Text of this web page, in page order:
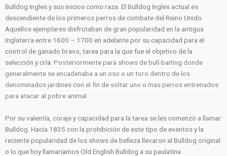
Bulldog Ingles y sus inicios como raza. El Bulldog Ingles actual es
descendiente de los primeros perros de combate del Reino Unido.
Aquellos ejemplares disfrutaban de gran popularidad en la antigua
Inglaterra entre 1600 – 1700 en adelante por su capacidad para el
control de ganado bravo, tarea para la que fue el objetivo de la
selección y cría. Posteriormente para shows de bull-baiting donde
generalmente se encadenaba a un oso o un toro dentro de los
denominados jardines con el fin de soltar uno o mas perros entrenados
para atacar al pobre animal.
Por su valentía, coraje y capacidad para la tarea se les comenzó a llamar
Bulldog. Hacia 1835 con la prohibición de este tipo de eventos y la
reciente popularidad de los shows de belleza llevaron al Bulldog original
o lo que hoy llamaríamos Old English Bulldog a su paulatina